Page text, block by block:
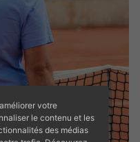
votre
le contenu et les
des médias